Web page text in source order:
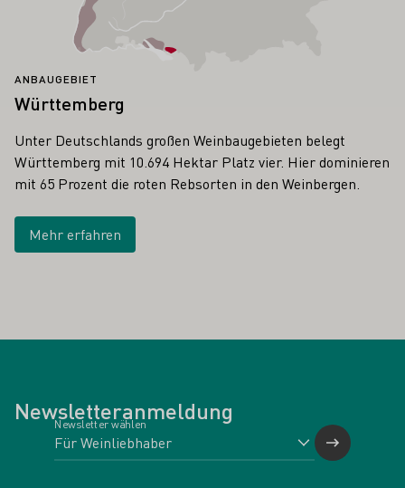
ANBAUGEBIET
Württemberg
Unter Deutschlands großen Weinbaugebieten belegt
Württemberg mit 10.694 Hektar Platz vier. Hier dominieren
mit 65 Prozent die roten Rebsorten in den Weinbergen.
Mehr erfahren
Newsletteranmeldung
Newsletter wählen